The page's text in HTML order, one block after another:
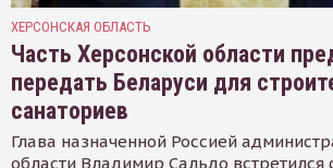
ХЕРСОНСКАЯ ОБЛАСТЬ
Часть Херсонской области
передать Беларуси для
санаториев
Глава назначенной Россией
области Владимир Сальдо